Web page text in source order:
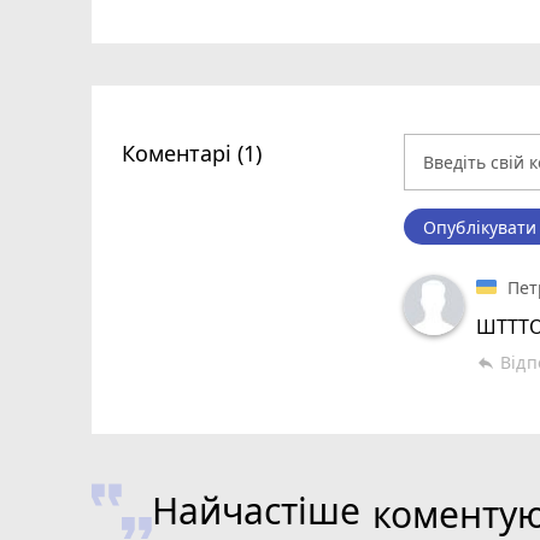
Коментарі (1)
reply
Найчастіше